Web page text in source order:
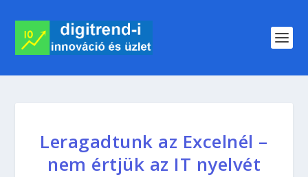
Leragadtunk az Excelnél –
nem értjük az IT nyelvét